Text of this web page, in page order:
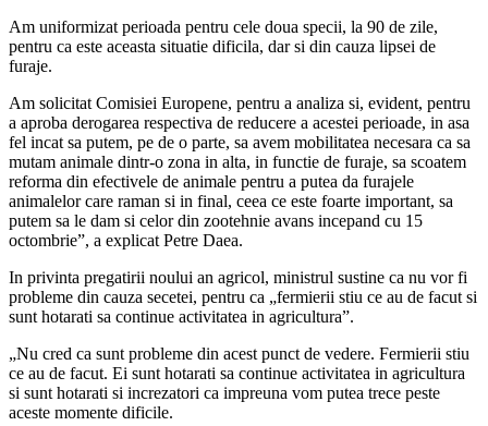
Am uniformizat perioada pentru cele doua specii, la 90 de zile,
pentru ca este aceasta situatie dificila, dar si din cauza lipsei de
furaje.
Am solicitat Comisiei Europene, pentru a analiza si, evident, pentru
a aproba derogarea respectiva de reducere a acestei perioade, in asa
fel incat sa putem, pe de o parte, sa avem mobilitatea necesara ca sa
mutam animale dintr-o zona in alta, in functie de furaje, sa scoatem
reforma din efectivele de animale pentru a putea da furajele
animalelor care raman si in final, ceea ce este foarte important, sa
putem sa le dam si celor din zootehnie avans incepand cu 15
octombrie”, a explicat Petre Daea.
In privinta pregatirii noului an agricol, ministrul sustine ca nu vor fi
probleme din cauza secetei, pentru ca „fermierii stiu ce au de facut si
sunt hotarati sa continue activitatea in agricultura”.
„Nu cred ca sunt probleme din acest punct de vedere. Fermierii stiu
ce au de facut. Ei sunt hotarati sa continue activitatea in agricultura
si sunt hotarati si increzatori ca impreuna vom putea trece peste
aceste momente dificile.